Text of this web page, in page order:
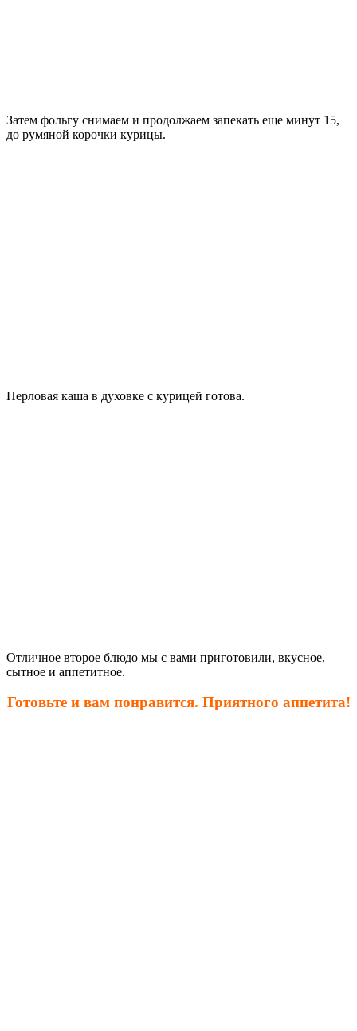
Затем фольгу снимаем и продолжаем запекать еще минут 15,
до румяной корочки курицы.
Перловая каша в духовке с курицей готова.
Отличное второе блюдо мы с вами приготовили, вкусное,
сытное и аппетитное.
Готовьте и вам понравится. Приятного аппетита!